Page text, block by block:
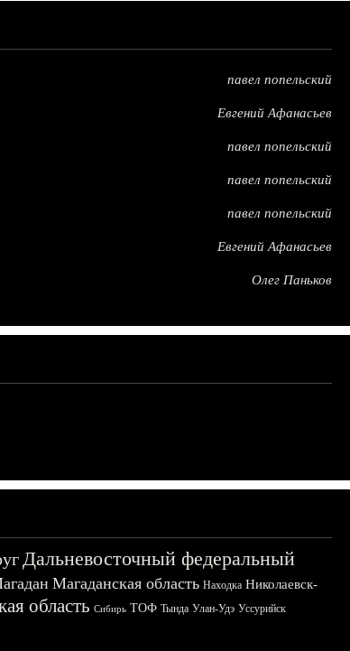
павел попельский
Евгений Афанасьев
павел попельский
павел попельский
павел попельский
Евгений Афанасьев
Олег Паньков
Дальневосточный федеральный
Магаданская область Находка Николаевск-
область Сибирь ТОФ Тында Улан-Удэ Уссурийск